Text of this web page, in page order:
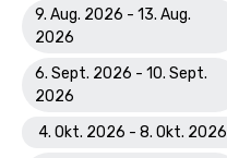
9. Aug. 2026 - 13. Aug.
2026
6. Sept. 2026 - 10. Sept.
2026
4. Okt. 2026 - 8. Okt. 2026